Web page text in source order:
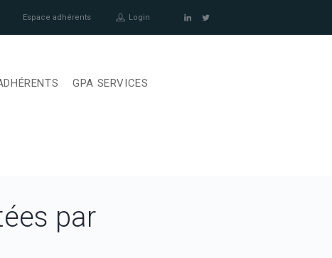
Espace adhérents Login
GPA SERVICES
par